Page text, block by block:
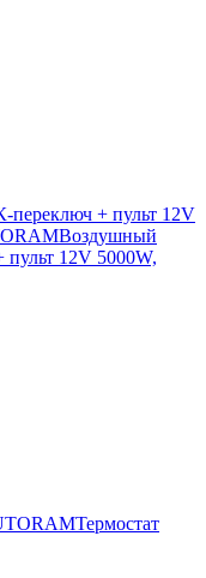
+ пульт 12V
Воздушный
12V 5000W,
Термостат